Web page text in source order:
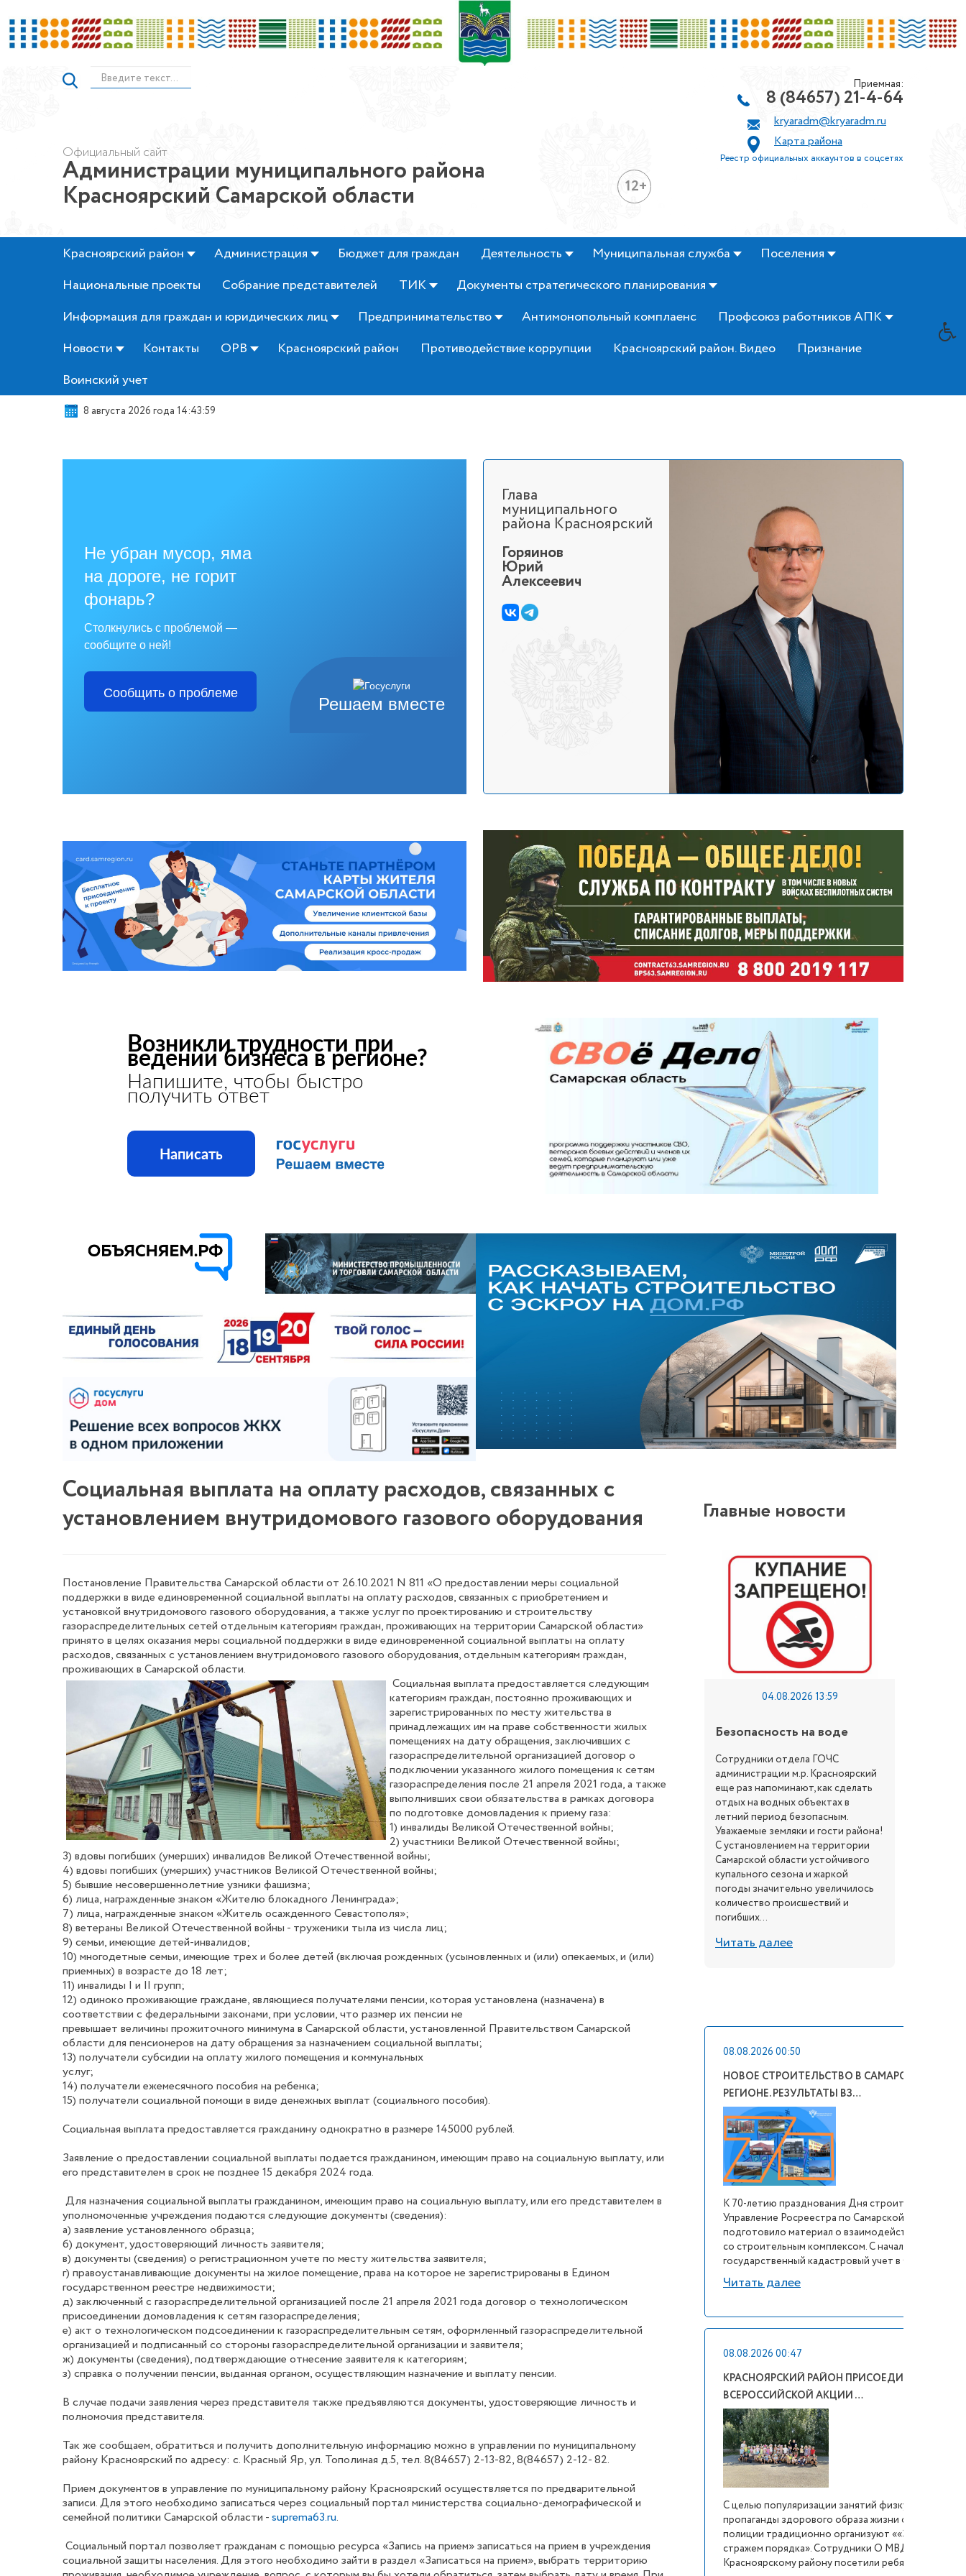
Официальный сайт
Администрации муниципального района
Красноярский Самарской области 12+
Приемная:
8 (84657) 21-4-64
kryaradm@kryaradm.ru
Карта района
Реестр официальных аккаунтов в соцсетях
Красноярский район Администрация Бюджет для граждан Деятельность Муниципальная служба
Поселения
Национальные проекты
Собрание представителей ТИК
Документы стратегического планирования
Информация для граждан и юридических лиц
Предпринимательство Антимонопольный комплаенс
Профсоюз работников АПК
Новости
Контакты ОРВ Красноярский район Противодействие коррупции Красноярский район. Видео
Признание
Воинский учет
8 августа 2026 года 14:44:00
Решаем вместе
Не убран мусор, яма
на дороге, не горит
фонарь?
Столкнулись с проблемой —
сообщите о ней!
Сообщить о проблеме
Глава
муниципального
района Красноярский
Горяинов
Юрий
Алексеевич
Возникли трудности при
ведении бизнеса в регионе?
Напишите, чтобы быстро
получить ответ
Написать
Социальная выплата на оплату расходов, связанных с
установлением внутридомового газового оборудования
Постановление Правительства Самарской области от 26.10.2021 N 811 «О предоставлении меры социальной
поддержки в виде единовременной социальной выплаты на оплату расходов, связанных с приобретением и
установкой внутридомового газового оборудования, а также услуг по проектированию и строительству
газораспределительных сетей отдельным категориям граждан, проживающих на территории Самарской области»
принято в целях оказания меры социальной поддержки в виде единовременной социальной выплаты на оплату
расходов, связанных с установлением внутридомового газового оборудования, отдельным категориям граждан,
проживающих в Самарской области.
Социальная выплата предоставляется следующим
категориям граждан, постоянно проживающих и
зарегистрированных по месту жительства в
принадлежащих им на праве собственности жилых
помещениях на дату обращения, заключивших с
газораспределительной организацией договор о
подключении указанного жилого помещения к сетям
газораспределения после 21 апреля 2021 года, а также
выполнивших свои обязательства в рамках договора
по подготовке домовладения к приему газа:
1) инвалиды Великой Отечественной войны;
2) участники Великой Отечественной войны;
3) вдовы погибших (умерших) инвалидов Великой Отечественной войны;
4) вдовы погибших (умерших) участников Великой Отечественной войны;
5) бывшие несовершеннолетние узники фашизма;
6) лица, награжденные знаком «Жителю блокадного Ленинграда»;
7) лица, награжденные знаком «Житель осажденного Севастополя»;
8) ветераны Великой Отечественной войны - труженики тыла из числа лиц;
9) семьи, имеющие детей-инвалидов;
10) многодетные семьи, имеющие трех и более детей (включая рожденных (усыновленных и (или) опекаемых, и (или)
приемных) в возрасте до 18 лет;
11) инвалиды I и II групп;
12) одиноко проживающие граждане, являющиеся получателями пенсии, которая установлена (назначена) в
соответствии с федеральными законами, при условии, что размер их пенсии не
превышает величины прожиточного минимума в Самарской области, установленной Правительством Самарской
области для пенсионеров на дату обращения за назначением социальной выплаты;
13) получатели субсидии на оплату жилого помещения и коммунальных
услуг;
14) получатели ежемесячного пособия на ребенка;
15) получатели социальной помощи в виде денежных выплат (социального пособия).
Социальная выплата предоставляется гражданину однократно в размере 145000 рублей.
Заявление о предоставлении социальной выплаты подается гражданином, имеющим право на социальную выплату, или
его представителем в срок не позднее 15 декабря 2024 года.
Для назначения социальной выплаты гражданином, имеющим право на социальную выплату, или его представителем в
уполномоченные учреждения подаются следующие документы (сведения):
а) заявление установленного образца;
б) документ, удостоверяющий личность заявителя;
в) документы (сведения) о регистрационном учете по месту жительства заявителя;
г) правоустанавливающие документы на жилое помещение, права на которое не зарегистрированы в Едином
государственном реестре недвижимости;
д) заключенный с газораспределительной организацией после 21 апреля 2021 года договор о технологическом
присоединении домовладения к сетям газораспределения;
е) акт о технологическом подсоединении к газораспределительным сетям, оформленный газораспределительной
организацией и подписанный со стороны газораспределительной организации и заявителя;
ж) документы (сведения), подтверждающие отнесение заявителя к категориям;
з) справка о получении пенсии, выданная органом, осуществляющим назначение и выплату пенсии.
В случае подачи заявления через представителя также предъявляются документы, удостоверяющие личность и
полномочия представителя.
Так же сообщаем, обратиться и получить дополнительную информацию можно в управлении по муниципальному
району Красноярский по адресу: с. Красный Яр, ул. Тополиная д.5, тел. 8(84657) 2-13-82, 8(84657) 2-12- 82.
Прием документов в управление по муниципальному району Красноярский осуществляется по предварительной
записи. Для этого необходимо записаться через социальный портал министерства социально-демографической и
семейной политики Самарской области -suprema63.ru.
Социальный портал позволяет гражданам с помощью ресурса «Запись на прием» записаться на прием в учреждения
социальной защиты населения. Для этого необходимо зайти в раздел «Записаться на прием», выбрать территорию
Главные новости
04.08.2026 13:59
Безопасность на воде
Сотрудники отдела ГОЧС
администрации м.р. Красноярский
еще раз напоминают, как сделать
отдых на водных объектах в
летний период безопасным.
Уважаемые земляки и гости района!
С установлением на территории
Самарской области устойчивого
купального сезона и жаркой
погоды значительно увеличилось
количество происшествий и
погибших...
Читать далее
08.08.2026 00:50
НОВОЕ СТРОИТЕЛЬСТВО В САМАРСКОМ
РЕГИОНЕ. РЕЗУЛЬТАТЫ ВЗ…
К 70-летию празднования Дня строителя
Управление Росреестра по Самарской области
подготовило материал о взаимодействии
со строительным комплексом. С начала 2025 года
государственный кадастровый учет в Сам...
Читать далее
08.08.2026 00:47
КРАСНОЯРСКИЙ РАЙОН ПРИСОЕДИНИЛСЯ К
ВСЕРОССИЙСКОЙ АКЦИИ …
С целью популяризации занятий физкультурой и
пропаганды здорового образа жизни сотрудники
полиции традиционно организуют ««Зарядку со
стражем порядка». Сотрудники О МВД России по
Красноярскому району посетили ребят детск...